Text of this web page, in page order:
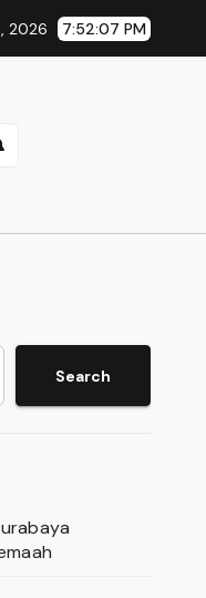
Cetak Sejarah Baru
2026 7:52:08 PM
Search